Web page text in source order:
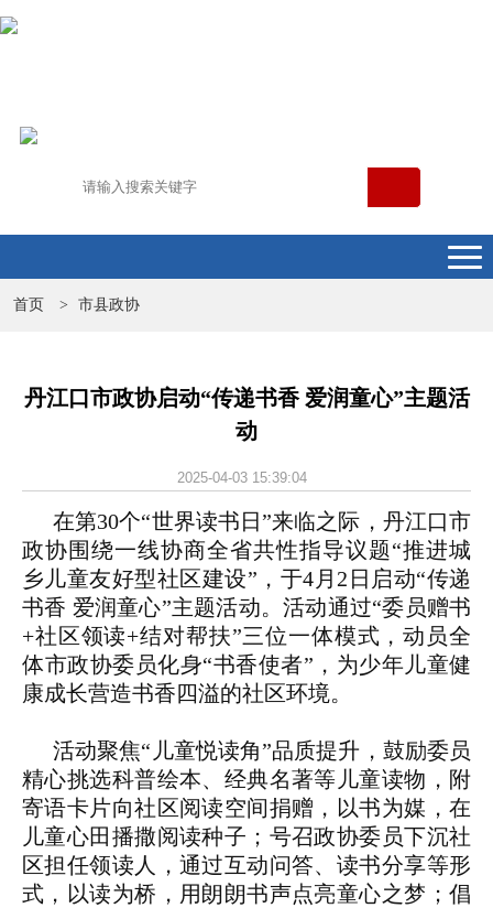
首页 > 市县政协
丹江口市政协启动“传递书香 爱润童心”主题活
动
2025-04-03 15:39:04
在第30个“世界读书日”来临之际，丹江口市
政协围绕一线协商全省共性指导议题“推进城
乡儿童友好型社区建设”，于4月2日启动“传递
书香 爱润童心”主题活动。活动通过“委员赠书
+社区领读+结对帮扶”三位一体模式，动员全
体市政协委员化身“书香使者”，为少年儿童健
康成长营造书香四溢的社区环境。
活动聚焦“儿童悦读角”品质提升，鼓励委员
精心挑选科普绘本、经典名著等儿童读物，附
寄语卡片向社区阅读空间捐赠，以书为媒，在
儿童心田播撒阅读种子；号召政协委员下沉社
区担任领读人，通过互动问答、读书分享等形
式，以读为桥，用朗朗书声点亮童心之梦；倡